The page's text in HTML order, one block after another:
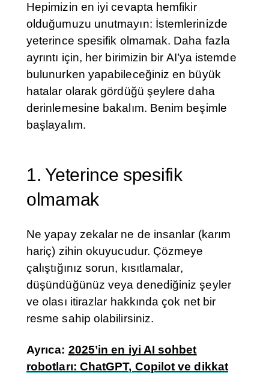
Hepimizin en iyi cevapta hemfikir
olduğumuzu unutmayın: İstemlerinizde
yeterince spesifik olmamak. Daha fazla
ayrıntı için, her birimizin bir AI’ya istemde
bulunurken yapabileceğiniz en büyük
hatalar olarak gördüğü şeylere daha
derinlemesine bakalım. Benim beşimle
başlayalım.
1. Yeterince spesifik
olmamak
Ne yapay zekalar ne de insanlar (karım
hariç) zihin okuyucudur. Çözmeye
çalıştığınız sorun, kısıtlamalar,
düşündüğünüz veya denediğiniz şeyler
ve olası itirazlar hakkında çok net bir
resme sahip olabilirsiniz.
Ayrıca: 2025’in en iyi AI sohbet
robotları: ChatGPT, Copilot ve dikkat